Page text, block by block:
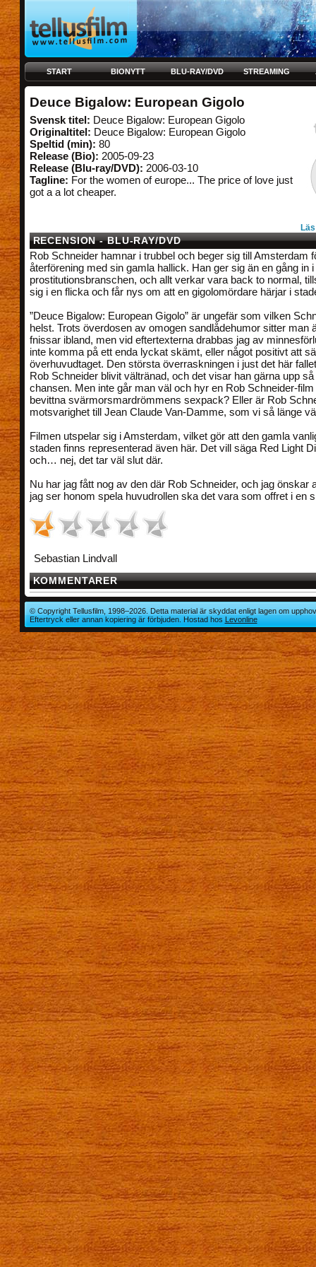
START BIONYTT BLU-RAY/DVD STREAMING
Deuce Bigalow: European Gigolo
Svensk titel: Deuce Bigalow: European Gigolo
Originaltitel: Deuce Bigalow: European Gigolo
Speltid (min): 80
Release (Bio): 2005-09-23
Release (Blu-ray/DVD): 2006-03-10
Tagline: For the women of europe... The price of love just
got a a lot cheaper.
RECENSION - BLU-RAY/DVD
Rob Schneider hamnar i trubbel och beger sig till Amsterdam
återförening med sin gamla hallick. Han ger sig än en gång in i
prostitutionsbranschen, och allt verkar vara back to normal,
sig i en flicka och får nys om att en gigolomördare härjar i
”Deuce Bigalow: European Gigolo” är ungefär som vilken
helst. Trots överdosen av omogen sandlådehumor sitter man
fnissar ibland, men vid eftertexterna drabbas jag av
inte komma på ett enda lyckat skämt, eller något positivt att
överhuvudtaget. Den största överraskningen i just det här
Rob Schneider blivit vältränad, och det visar han gärna upp
chansen. Men inte går man väl och hyr en Rob Schneider-film
bevittna svärmorsmardrömmens sexpack? Eller är Rob
motsvarighet till Jean Claude Van-Damme, som vi så länge
Filmen utspelar sig i Amsterdam, vilket gör att den gamla
staden finns representerad även här. Det vill säga Red Light
och… nej, det tar väl slut där.
Nu har jag fått nog av den där Rob Schneider, och jag önskar
jag ser honom spela huvudrollen ska det vara som offret i en
Sebastian Lindvall
KOMMENTARER
© Copyright Tellusfilm, 1998–2026. Detta material är skyddat enligt lagen om
Eftertryck eller annan kopiering är förbjuden. Hostad hosLevonline